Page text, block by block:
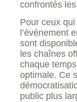
confrontés
Pour ceux
l’événement
sont
les chaînes
chaque
optimale. Ce
public plus